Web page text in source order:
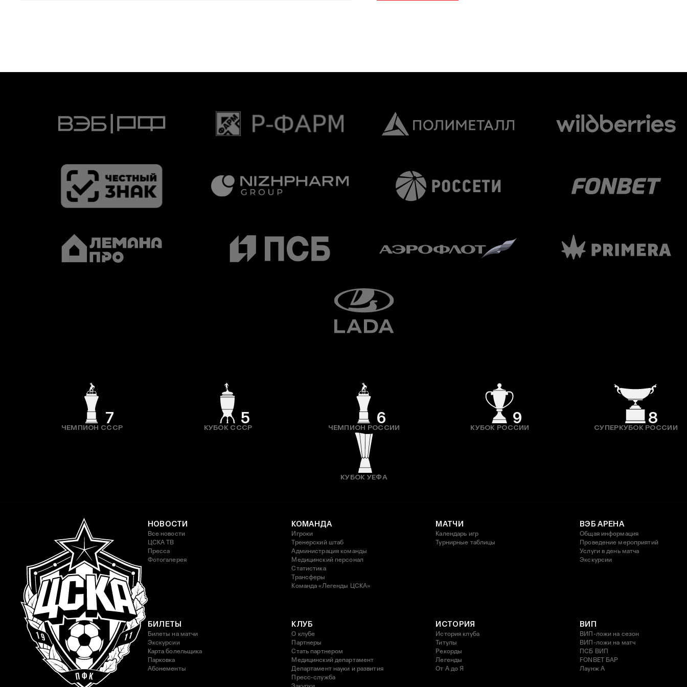
7
ЧЕМПИОН СССР
5
КУБОК СССР
6
ЧЕМПИОН РОССИИ
9
КУБОК РОССИИ
8
СУПЕРКУБОК РОССИИ
КУБОК УЕФА
НОВОСТИ
Все новости
ЦСКА ТВ
Пресса
Фотогалерея
КОМАНДА
Игроки
Тренерский штаб
Администрация команды
Медицинский персонал
Статистика
Трансферы
Команда «Легенды ЦСКА»
МАТЧИ
Календарь игр
Турнирные таблицы
ВЭБ АРЕНА
Общая информация
Проведение мероприятий
Услуги в день матча
Экскурсии
БИЛЕТЫ
Билеты на матчи
Экскурсии
Карта болельщика
Парковка
Абонементы
КЛУБ
О клубе
Партнеры
Стать партнером
Медицинский департамент
Департамент науки и развития
Пресс-служба
ИСТОРИЯ
История клуба
Титулы
Рекорды
Легенды
От А до Я
ВИП
ВИП-ложи на сезон
ВИП-ложи на матч
ПСБ ВИП
FONBET БАР
Лаунж A